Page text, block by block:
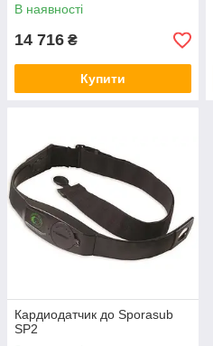
В наявності
14 716 ₴
Купити
Кардиодатчик до Sporasub
SP2